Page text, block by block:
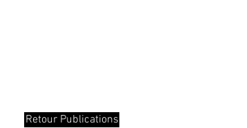
Retour Publications